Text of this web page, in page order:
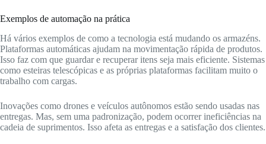
Exemplos de automação na prática
Há vários exemplos de como a tecnologia está mudando os armazéns.
Plataformas automáticas ajudam na movimentação rápida de produtos.
Isso faz com que guardar e recuperar itens seja mais eficiente. Sistemas
como esteiras telescópicas e as próprias plataformas facilitam muito o
trabalho com cargas.
Inovações como drones e veículos autônomos estão sendo usadas nas
entregas. Mas, sem uma padronização, podem ocorrer ineficiências na
cadeia de suprimentos. Isso afeta as entregas e a satisfação dos clientes.